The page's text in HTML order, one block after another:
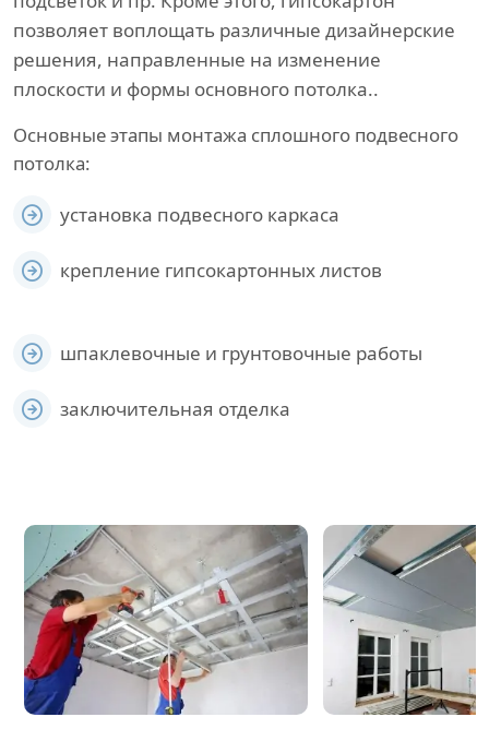
позволяет воплощать различные дизайнерские
решения, направленные на изменение
плоскости и формы основного потолка..
Основные этапы монтажа сплошного подвесного
потолка:
установка подвесного каркаса
крепление гипсокартонных листов
шпаклевочные и грунтовочные работы
заключительная отделка